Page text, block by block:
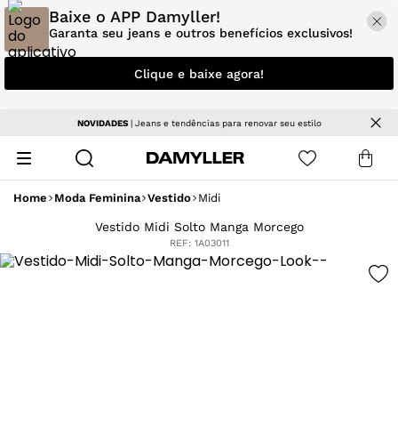
Baixe o APP Damyller!
Garanta seu jeans e outros benefícios exclusivos!
Clique e baixe agora!
NOVIDADES| Jeans e tendências para renovar seu estilo
Home Moda Feminina Vestido Midi
Vestido Midi Solto Manga Morcego
REF: 1A03011